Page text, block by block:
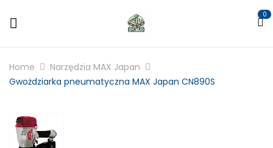
0
Home
Narzędzia MAX Japan
Gwożdziarka pneumatyczna MAX Japan CN890S